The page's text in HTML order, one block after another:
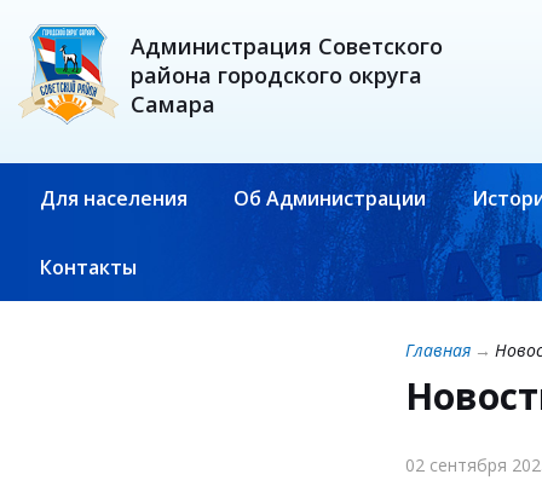
Администрация Советского
района городского округа
Самара
Для населения Об Администрации
Контакты
Главная →
02 сентября